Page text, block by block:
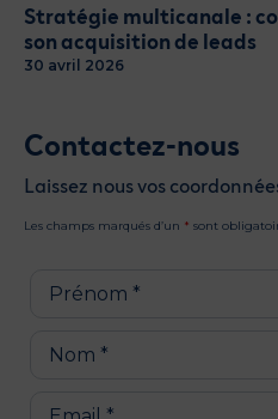
Stratégie multicanale :
son acquisition de leads
30 avril 2026
Contactez-nous
Laissez nous vos
Les champs marqués d’un * sont